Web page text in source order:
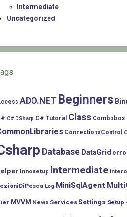
Intermediate
Uncategorized
ADO.NET Beginners
C# CSharp C# Tutorial Class Combobox
ConnectionsControl
Database DataGrid
Innosetup Intermediate
Log MiniSqlAgent
MVVM News Services Settings Setup